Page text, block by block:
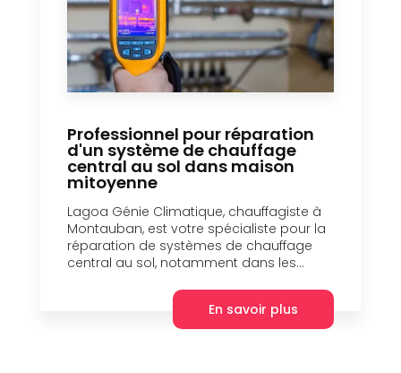
Professionnel pour réparation
d'un système de chauffage
central au sol dans maison
mitoyenne
Lagoa Génie Climatique, chauffagiste à
Montauban, est votre spécialiste pour la
réparation de systèmes de chauffage
central au sol, notamment dans les...
En savoir plus